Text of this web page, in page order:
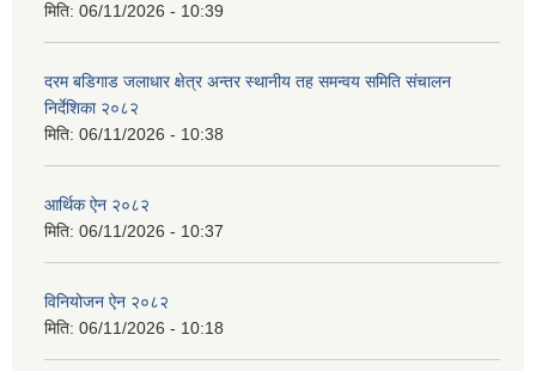
मिति: 06/11/2026 - 10:39
दरम बडिगाड जलाधार क्षेत्र अन्तर स्थानीय तह समन्वय समिति संचालन
निर्देशिका २०८२
मिति: 06/11/2026 - 10:38
आर्थिक ऐन २०८२
मिति: 06/11/2026 - 10:37
विनियोजन ऐन २०८२
मिति: 06/11/2026 - 10:18